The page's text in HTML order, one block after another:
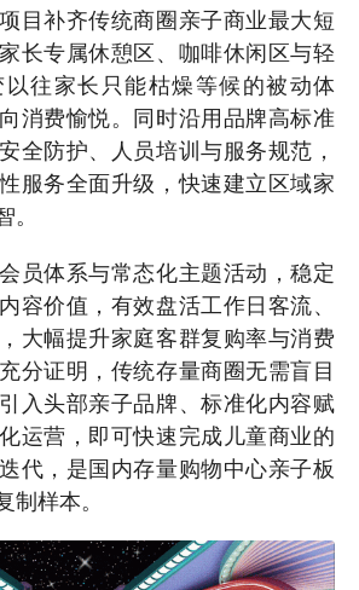
目补齐传统商圈亲子商业最大短
长专属休憩区、咖啡休闲区与轻
往家长只能枯燥等候的被动体
消费愉悦。同时沿用品牌高标准
全防护、人员培训与服务规范，
服务全面升级，快速建立区域家
员体系与常态化主题活动，稳定
容价值，有效盘活工作日客流、
大幅提升家庭客群复购率与消费
分证明，传统存量商圈无需盲目
入头部亲子品牌、标准化内容赋
运营，即可快速完成儿童商业的
代，是国内存量购物中心亲子板
样本。